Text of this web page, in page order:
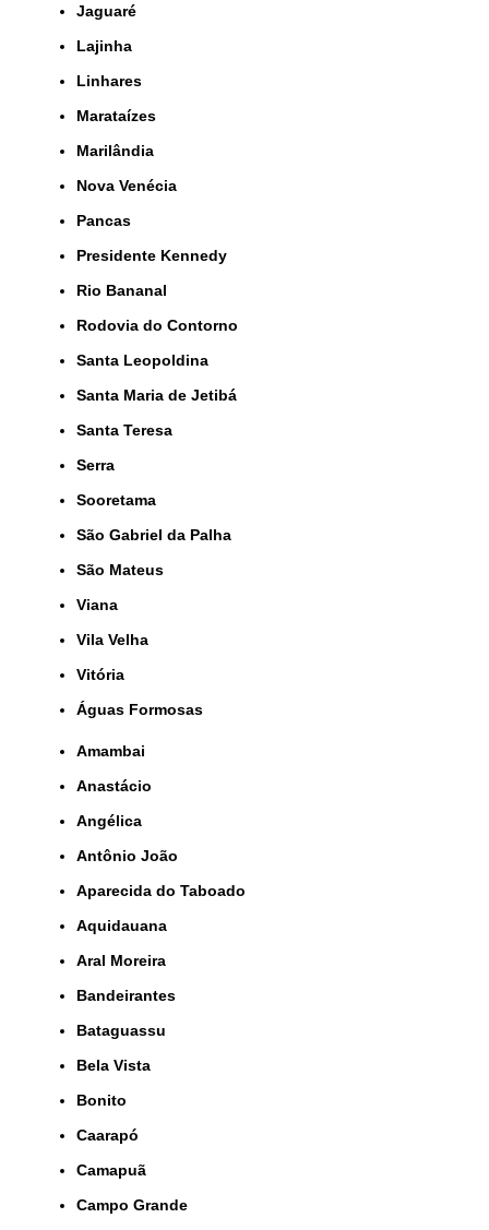
Jaguaré
Lajinha
Linhares
Marataízes
Marilândia
Nova Venécia
Pancas
Presidente Kennedy
Rio Bananal
Rodovia do Contorno
Santa Leopoldina
Santa Maria de Jetibá
Santa Teresa
Serra
Sooretama
São Gabriel da Palha
São Mateus
Viana
Vila Velha
Vitória
Águas Formosas
Amambai
Anastácio
Angélica
Antônio João
Aparecida do Taboado
Aquidauana
Aral Moreira
Bandeirantes
Bataguassu
Bela Vista
Bonito
Caarapó
Camapuã
Campo Grande